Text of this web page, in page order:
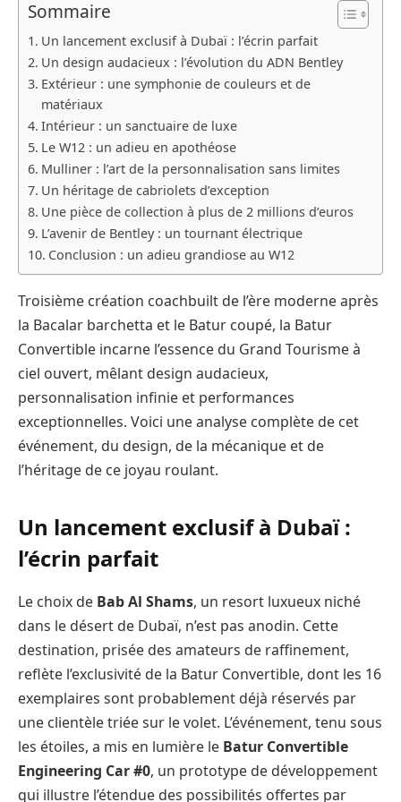
Sommaire
Un lancement exclusif à Dubaï : l’écrin parfait
Un design audacieux : l’évolution du ADN Bentley
Extérieur : une symphonie de couleurs et de
matériaux
Intérieur : un sanctuaire de luxe
Le W12 : un adieu en apothéose
Mulliner : l’art de la personnalisation sans limites
Un héritage de cabriolets d’exception
Une pièce de collection à plus de 2 millions d’euros
L’avenir de Bentley : un tournant électrique
Conclusion : un adieu grandiose au W12
Troisième création coachbuilt de l’ère moderne après
la Bacalar barchetta et le Batur coupé, la Batur
Convertible incarne l’essence du Grand Tourisme à
ciel ouvert, mêlant design audacieux,
personnalisation infinie et performances
exceptionnelles. Voici une analyse complète de cet
événement, du design, de la mécanique et de
l’héritage de ce joyau roulant.
Un lancement exclusif à Dubaï :
l’écrin parfait
Le choix de Bab Al Shams, un resort luxueux niché
dans le désert de Dubaï, n’est pas anodin. Cette
destination, prisée des amateurs de raffinement,
reflète l’exclusivité de la Batur Convertible, dont les 16
exemplaires sont probablement déjà réservés par
une clientèle triée sur le volet. L’événement, tenu sous
les étoiles, a mis en lumière le Batur Convertible
Engineering Car #0, un prototype de développement
qui illustre l’étendue des possibilités offertes par